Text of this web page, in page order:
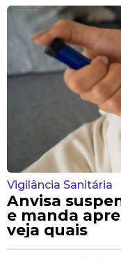
Vigilância Sanitária
Anvisa
e manda
veja quais